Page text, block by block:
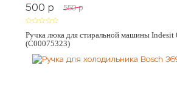
500 p 550 p
Ручка люка для стиральной машины Indesit
(C00075323)